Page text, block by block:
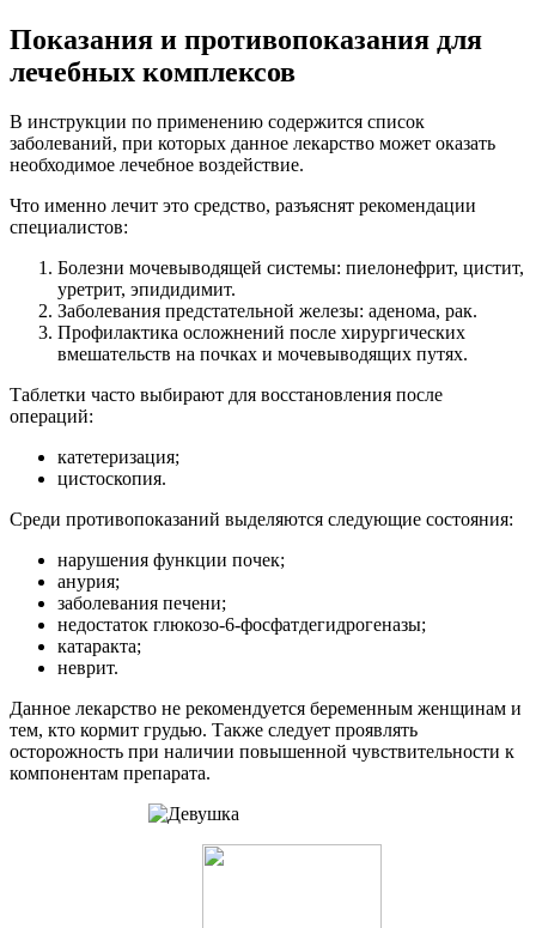
Показания и противопоказания для
лечебных комплексов
В инструкции по применению содержится список
заболеваний, при которых данное лекарство может оказать
необходимое лечебное воздействие.
Что именно лечит это средство, разъяснят рекомендации
специалистов:
Болезни мочевыводящей системы: пиелонефрит, цистит,
уретрит, эпидидимит.
Заболевания предстательной железы: аденома, рак.
Профилактика осложнений после хирургических
вмешательств на почках и мочевыводящих путях.
Таблетки часто выбирают для восстановления после
операций:
катетеризация;
цистоскопия.
Среди противопоказаний выделяются следующие состояния:
нарушения функции почек;
анурия;
заболевания печени;
недостаток глюкозо-6-фосфатдегидрогеназы;
катаракта;
неврит.
Данное лекарство не рекомендуется беременным женщинам и
тем, кто кормит грудью. Также следует проявлять
осторожность при наличии повышенной чувствительности к
компонентам препарата.